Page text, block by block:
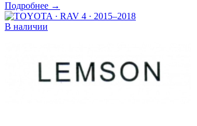
Подробнее →
В наличии